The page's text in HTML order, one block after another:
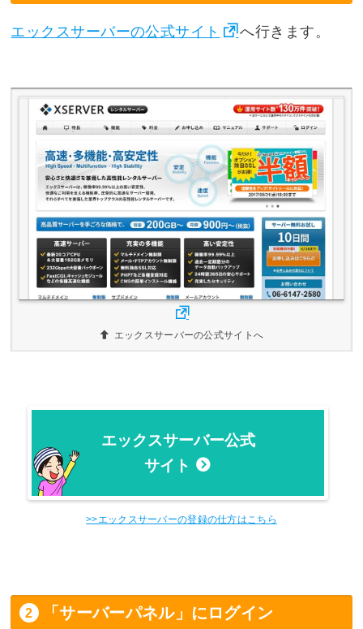
エックスサーバーの公式サイト へ行きます。
エックスサーバーの公式サイトへ
エックスサーバー公式
サイト
>>エックスサーバーの登録の仕方はこちら
「サーバーパネル」にログイン